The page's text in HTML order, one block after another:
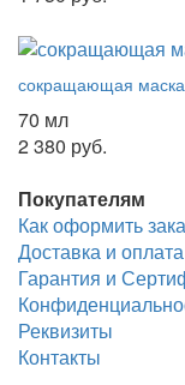
сокращающая
70 мл
2 380 руб.
Покупателям
Как оформить
Доставка и оплата
Гарантия и
Реквизиты
Контакты